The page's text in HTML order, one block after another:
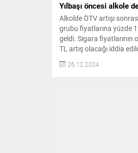
Yılbaşı öncesi alkole
Alkolde ÖTV artışı
grubu fiyatlarına yüzde
geldi. Sigara fiyatlarının
TL artış olacağı iddia
firmaları da ocağı
zammı yapacağı söylendi
26.12.2024